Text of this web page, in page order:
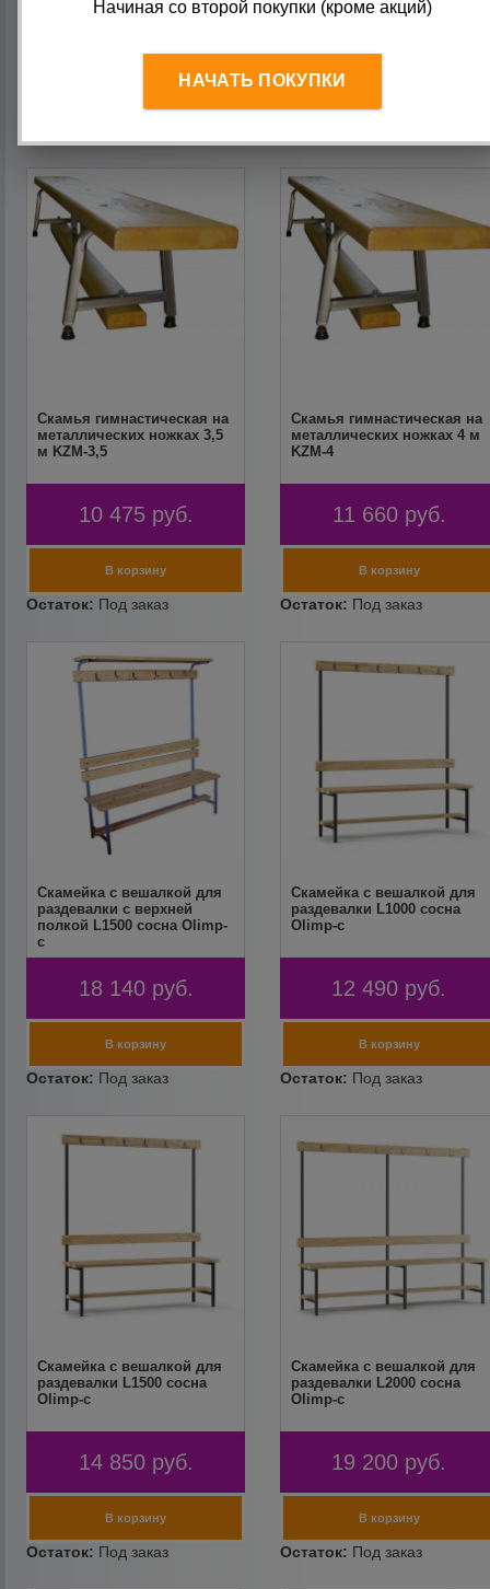
Скамья гимнастическая на
металлических ножках 3,5
м KZM-3,5
10 475 руб.
Скамья гимнастическая на
металлических ножках 4 м
KZM-4
11 660 руб.
Скамейка с вешалкой для
раздевалки с верхней
полкой L1500 сосна Olimp-
c
18 140 руб.
Скамейка с вешалкой для
раздевалки L1000 сосна
Olimp-c
12 490 руб.
Скамейка с вешалкой для
раздевалки L1500 сосна
Olimp-c
14 850 руб.
Скамейка с вешалкой для
раздевалки L2000 сосна
Olimp-c
19 200 руб.
Начиная со второй покупки (кроме акций)
НАЧАТЬ ПОКУПКИ